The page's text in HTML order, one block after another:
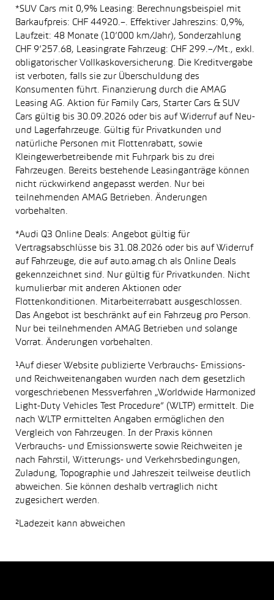
*SUV Cars mit 0,9% Leasing: Berechnungsbeispiel mit
Barkaufpreis: CHF 44920.–. Effektiver Jahreszins: 0,9%,
Laufzeit: 48 Monate (10’000 km/Jahr), Sonderzahlung
CHF 9’257.68, Leasingrate Fahrzeug: CHF 299.–/Mt., exkl.
obligatorischer Vollkaskoversicherung. Die Kreditvergabe
ist verboten, falls sie zur Überschuldung des
Konsumenten führt. Finanzierung durch die AMAG
Leasing AG. Aktion für Family Cars, Starter Cars & SUV
Cars gültig bis 30.09.2026 oder bis auf Widerruf auf Neu-
und Lagerfahrzeuge. Gültig für Privatkunden und
natürliche Personen mit Flottenrabatt, sowie
Kleingewerbetreibende mit Fuhrpark bis zu drei
Fahrzeugen. Bereits bestehende Leasinganträge können
nicht rückwirkend angepasst werden. Nur bei
teilnehmenden AMAG Betrieben. Änderungen
vorbehalten.
*Audi Q3 Online Deals: Angebot gültig für
Vertragsabschlüsse bis 31.08.2026 oder bis auf Widerruf
auf Fahrzeuge, die auf auto.amag.ch als Online Deals
gekennzeichnet sind. Nur gültig für Privatkunden. Nicht
kumulierbar mit anderen Aktionen oder
Flottenkonditionen. Mitarbeiterrabatt ausgeschlossen.
Das Angebot ist beschränkt auf ein Fahrzeug pro Person.
Nur bei teilnehmenden AMAG Betrieben und solange
Vorrat. Änderungen vorbehalten.
¹Auf dieser Website publizierte Verbrauchs- Emissions-
und Reichweitenangaben wurden nach dem gesetzlich
vorgeschriebenen Messverfahren „Worldwide Harmonized
Light-Duty Vehicles Test Procedure“ (WLTP) ermittelt. Die
nach WLTP ermittelten Angaben ermöglichen den
Vergleich von Fahrzeugen. In der Praxis können
Verbrauchs- und Emissionswerte sowie Reichweiten je
nach Fahrstil, Witterungs- und Verkehrsbedingungen,
Zuladung, Topographie und Jahreszeit teilweise deutlich
abweichen. Sie können deshalb vertraglich nicht
zugesichert werden.
²Ladezeit kann abweichen